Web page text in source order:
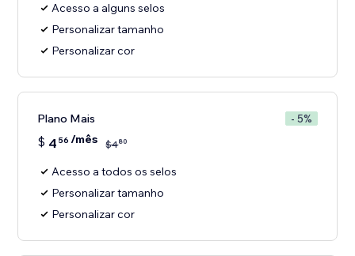
Acesso a alguns selos
Personalizar tamanho
Personalizar cor
Plano Mais - 5%
$ 4 56 /mês $480
Acesso a todos os selos
Personalizar tamanho
Personalizar cor